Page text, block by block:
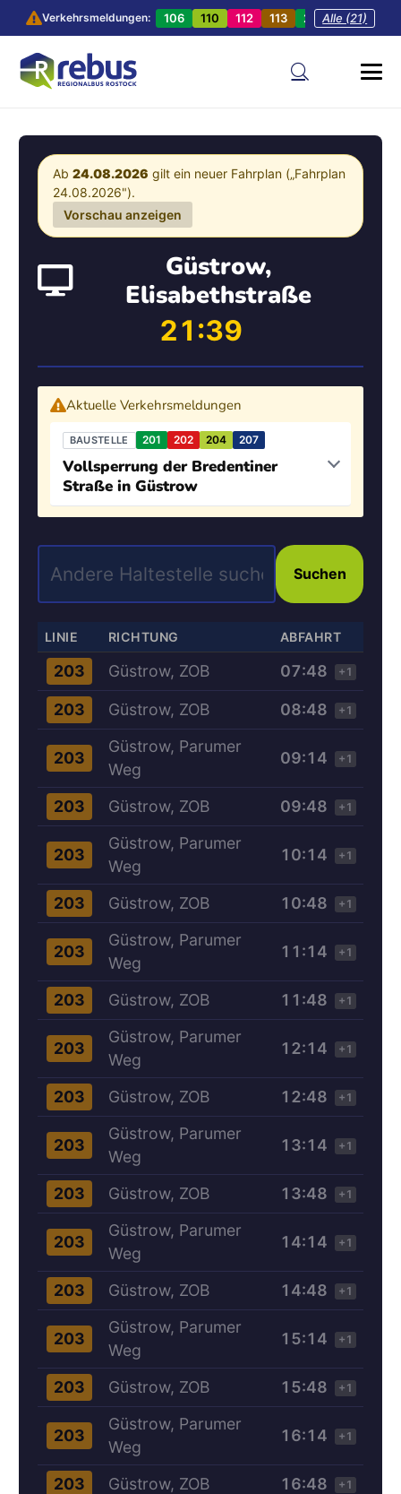
Verkehrsmeldungen: 106 110 112 113 201 202
Alle (21)
Ab 24.08.2026 gilt ein neuer Fahrplan („Fahrplan
24.08.2026").
Vorschau anzeigen
Güstrow,
Elisabethstraße
21:39
Aktuelle Verkehrsmeldungen
BAUSTELLE 201 202 204 207
Vollsperrung der Bredentiner
Straße in Güstrow
Suchen
LINIE RICHTUNG ABFAHRT
203 Güstrow, ZOB 07:48 +1
203 Güstrow, ZOB 08:48 +1
203
Güstrow, Parumer
Weg
09:14 +1
203 Güstrow, ZOB 09:48 +1
203
Güstrow, Parumer
Weg
10:14 +1
203 Güstrow, ZOB 10:48 +1
203
Güstrow, Parumer
Weg
11:14 +1
203 Güstrow, ZOB 11:48 +1
203
Güstrow, Parumer
Weg
12:14 +1
203 Güstrow, ZOB 12:48 +1
203
Güstrow, Parumer
Weg
13:14 +1
203 Güstrow, ZOB 13:48 +1
203
Güstrow, Parumer
Weg
14:14 +1
203 Güstrow, ZOB 14:48 +1
203
Güstrow, Parumer
Weg
15:14 +1
203 Güstrow, ZOB 15:48 +1
203
Güstrow, Parumer
Weg
16:14 +1
203 Güstrow, ZOB 16:48 +1